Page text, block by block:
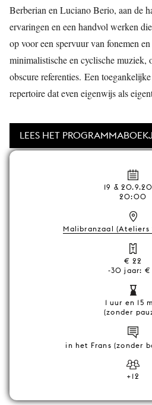
Berberian en Luciano Berio, aan de
ervaringen en een handvol werken
op voor een spervuur van fonemen
minimalistische en cyclische muziek,
obscure referenties. Een
repertoire dat even eigenwijs als
LEES HET
19 &
20:00
Malibranzaal (Ateliers
€ 22
-30 jaar: €
1 uur en 15
(zonder
in het Frans (zonder
+12